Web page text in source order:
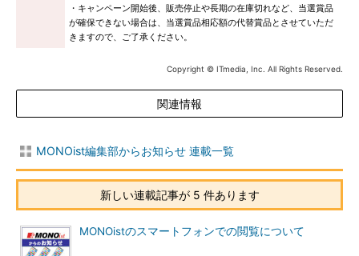
・キャンペーン開始後、販売停止や長期の在庫切れなど、当選賞品
が確保できない場合は、当選賞品相応額の代替賞品とさせていただ
きますので、ご了承ください。
Copyright © ITmedia, Inc. All Rights Reserved.
関連情報
MONOist編集部からお知らせ 連載一覧
新しい連載記事が 5 件あります
MONOistのスマートフォンでの閲覧について